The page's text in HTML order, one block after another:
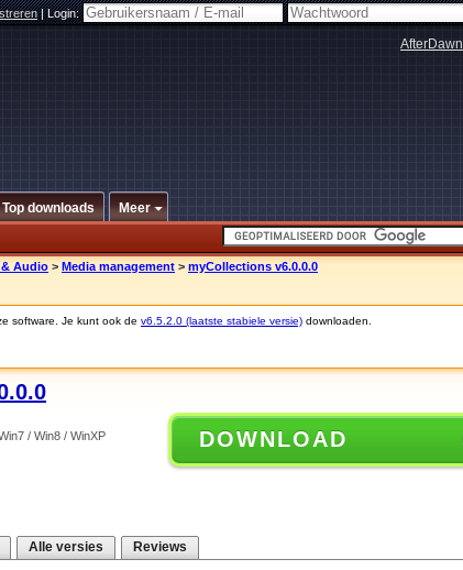
|Login:
AfterDawn
Top downloads Meer
Audio > Media management > myCollections v6.0.0.0
software. Je kunt ook de v6.5.2.0 (laatste stabiele versie) downloaden.
/ Win8 / WinXP
DOWNLOAD
Alle versies Reviews